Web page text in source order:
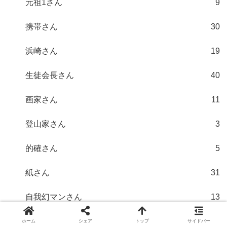
元祖1さん 9
携帯さん 30
浜崎さん 19
生徒会長さん 40
画家さん 11
登山家さん 3
的確さん 5
紙さん 31
自我幻マンさん 13
行動不要論者さん
ホーム シェア トップ サイドバー